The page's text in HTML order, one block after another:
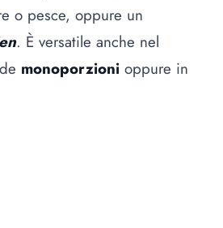
o pesce, oppure un
. È versatile anche nel
monoporzioni oppure in